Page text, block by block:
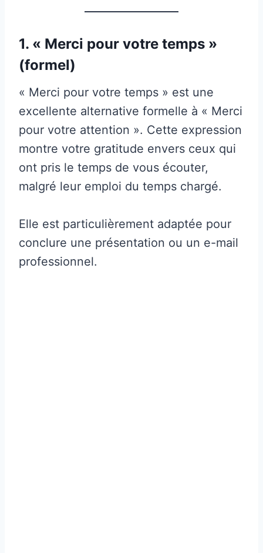
1. « Merci pour votre temps »
(formel)
« Merci pour votre temps » est une
excellente alternative formelle à « Merci
pour votre attention ». Cette expression
montre votre gratitude envers ceux qui
ont pris le temps de vous écouter,
malgré leur emploi du temps chargé.
Elle est particulièrement adaptée pour
conclure une présentation ou un e-mail
professionnel.